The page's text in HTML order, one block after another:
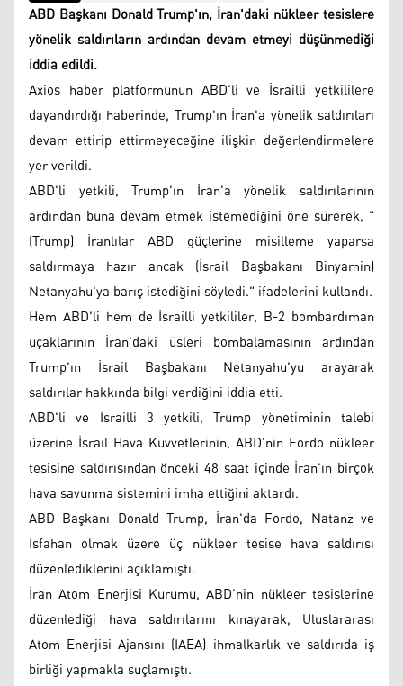
ABD Başkanı Donald Trump'ın, İran'daki nükleer tesislere
yönelik saldırıların ardından devam etmeyi düşünmediği
iddia edildi.
Axios haber platformunun ABD'li ve İsrailli yetkililere
dayandırdığı haberinde, Trump'ın İran'a yönelik saldırıları
devam ettirip ettirmeyeceğine ilişkin değerlendirmelere
yer verildi.
ABD'li yetkili, Trump'ın İran'a yönelik saldırılarının
ardından buna devam etmek istemediğini öne sürerek, "
(Trump) İranlılar ABD güçlerine misilleme yaparsa
saldırmaya hazır ancak (İsrail Başbakanı Binyamin)
Netanyahu'ya barış istediğini söyledi." ifadelerini kullandı.
Hem ABD'li hem de İsrailli yetkililer, B-2 bombardıman
uçaklarının İran'daki üsleri bombalamasının ardından
Trump'ın İsrail Başbakanı Netanyahu'yu arayarak
saldırılar hakkında bilgi verdiğini iddia etti.
ABD'li ve İsrailli 3 yetkili, Trump yönetiminin talebi
üzerine İsrail Hava Kuvvetlerinin, ABD'nin Fordo nükleer
tesisine saldırısından önceki 48 saat içinde İran'ın birçok
hava savunma sistemini imha ettiğini aktardı.
ABD Başkanı Donald Trump, İran'da Fordo, Natanz ve
İsfahan olmak üzere üç nükleer tesise hava saldırısı
düzenlediklerini açıklamıştı.
İran Atom Enerjisi Kurumu, ABD'nin nükleer tesislerine
düzenlediği hava saldırılarını kınayarak, Uluslararası
Atom Enerjisi Ajansını (IAEA) ihmalkarlık ve saldırıda iş
birliği yapmakla suçlamıştı.